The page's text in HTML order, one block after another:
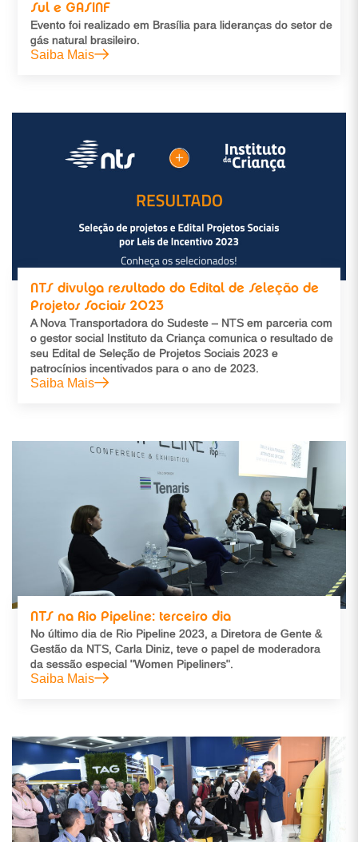
Sul e GASINF
Evento foi realizado em Brasília para lideranças do setor de
gás natural brasileiro.
Saiba Mais
NTS divulga resultado do Edital de Seleção de
Projetos Sociais 2023
A Nova Transportadora do Sudeste – NTS em parceria com
o gestor social Instituto da Criança comunica o resultado de
seu Edital de Seleção de Projetos Sociais 2023 e
patrocínios incentivados para o ano de 2023.
Saiba Mais
NTS na Rio Pipeline: terceiro dia
No último dia de Rio Pipeline 2023, a Diretora de Gente &
Gestão da NTS, Carla Diniz, teve o papel de moderadora
da sessão especial "Women Pipeliners".
Saiba Mais